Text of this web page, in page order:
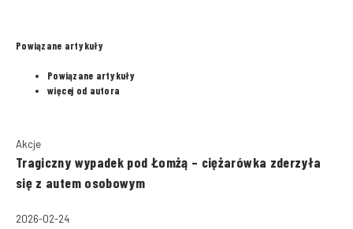
Powiązane artykuły
Powiązane artykuły
więcej od autora
Akcje
Tragiczny wypadek pod Łomżą – ciężarówka zderzyła
się z autem osobowym
2026-02-24